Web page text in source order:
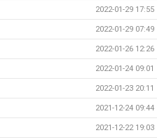
2022-01-29 17:55
2022-01-29 07:49
2022-01-26 12:26
2022-01-24 09:01
2022-01-23 20:11
2021-12-24 09:44
2021-12-22 19:03